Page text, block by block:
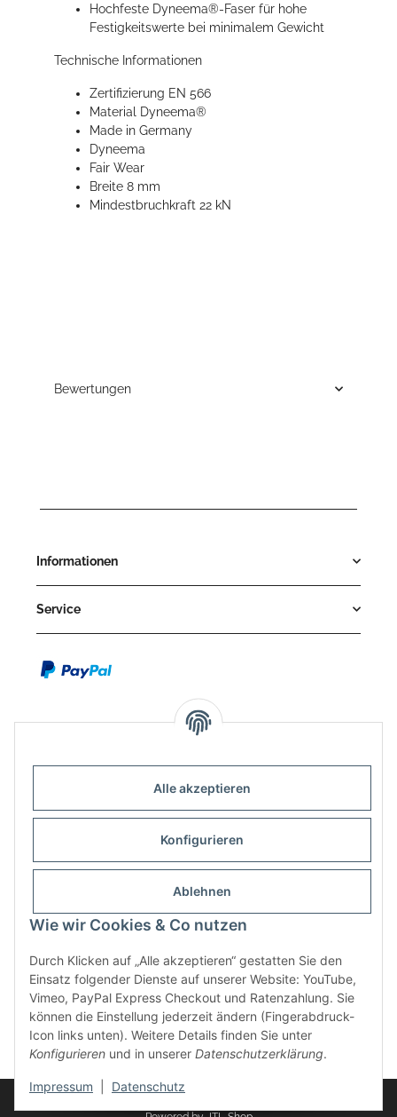
Alle akzeptieren
Konfigurieren
Ablehnen
Wie wir Cookies & Co nutzen
Durch Klicken auf „Alle akzeptieren“ gestatten Sie den
Einsatz folgender Dienste auf unserer Website: YouTube,
Vimeo, PayPal Express Checkout und Ratenzahlung. Sie
können die Einstellung jederzeit ändern (Fingerabdruck-
Icon links unten). Weitere Details finden Sie unter
Konfigurieren und in unserer Datenschutzerklärung.
Impressum Datenschutz
Hochfeste Dyneema®-Faser für hohe
Festigkeitswerte bei minimalem Gewicht
Technische Informationen
Zertifizierung EN 566
Material Dyneema®
Made in Germany
Dyneema
Fair Wear
Breite 8 mm
Mindestbruchkraft 22 kN
Bewertungen
Informationen
Service
Outdoor-Consulting GmbH
Kreuzäcker 13/1
D-88214 Ravensburg
+49 (751) 65285530
info@klettershop.de
www.klettershop.de
* Alle Preise inkl. gesetzlicher USt.